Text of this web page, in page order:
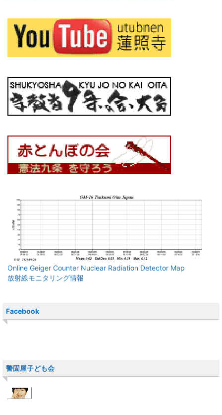
Online Geiger Counter Nuclear Radiation Detector Map
放射線モニタリング情報
Facebook
警固屋子ども会